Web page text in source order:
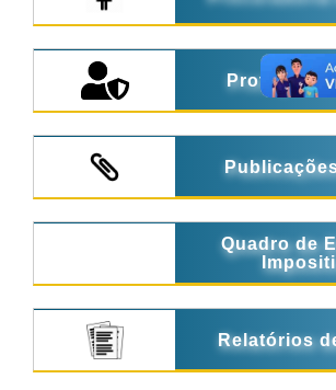
Proteção
Quadro de
Relatórios